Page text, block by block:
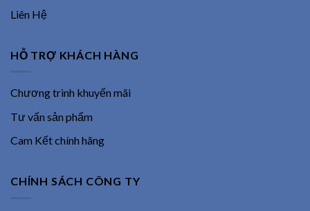
Liên Hệ
HỖ TRỢ KHÁCH HÀNG
Chương trình khuyến mãi
Tư vấn sản phẩm
Cam Kết chính hãng
CHÍNH SÁCH CÔNG TY